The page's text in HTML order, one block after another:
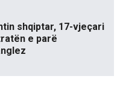
shqiptar, 17-vjeçari
e parë